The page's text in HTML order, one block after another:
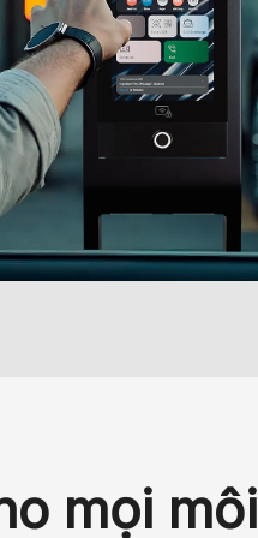
mọi môi